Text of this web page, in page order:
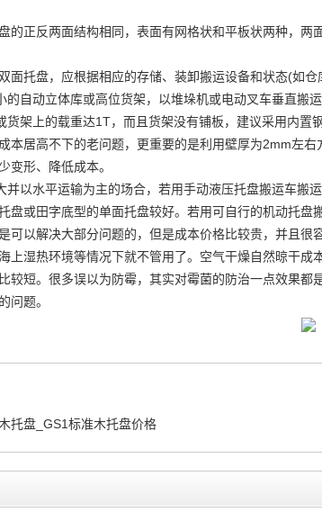
的正反两面结构相同，表面有网格状和平板状两种，
面托盘，应根据相应的存储、装卸搬运设备和状态(如仓
自动立体库或高位货架，以堆垛机或电动叉车垂直搬
架上的载重达1T，而且货架没有铺板，建议采用内置
本居高不下的老问题，更重要的是利用壁厚为2mm左
变形、降低成本。
以水平运输为主的场合，若用手动液压托盘搬运车搬
盘或田字底型的单面托盘较好。若用可自行的机动托盘
可以解决大部分问题的，但是成本价格比较贵，并且
上湿热环境等情况下就不管用了。空气干燥自然晾干
较短。很多误以为防霉，其实对霉菌的防治一点效果都
问题。
托盘_GS1标准木托盘价格